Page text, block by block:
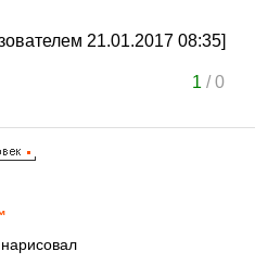
21.01.2017 08:35]
1 /0